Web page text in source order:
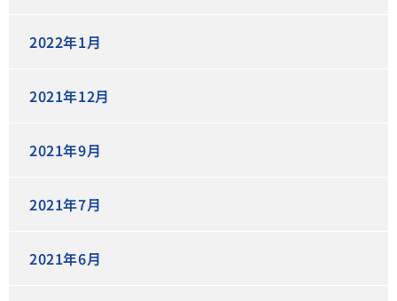
2022年1月
2021年12月
2021年9月
2021年7月
2021年6月